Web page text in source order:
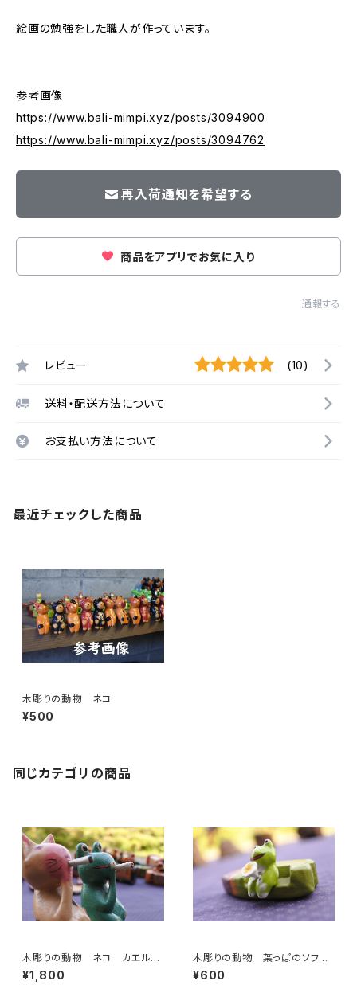
絵画の勉強をした職人が作っています。
参考画像
https://www.bali-mimpi.xyz/posts/3094900
https://www.bali-mimpi.xyz/posts/3094762
再入荷通知を希望する
商品をアプリでお気に入り
通報する
レビュー (10)
送料・配送方法について
お支払い方法について
最近チェックした商品
木彫りの動物 ネコ
¥500
同じカテゴリの商品
木彫りの動物 ネコ カエル
タバコ
¥1,800
木彫りの動物 葉っぱのソフ
ァ カエル
¥600